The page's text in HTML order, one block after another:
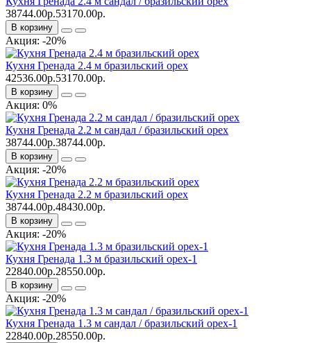
38744.00р.53170.00р.
В корзину
Акция: -20%
Кухня Гренада 2.4 м бразильский орех
42536.00р.53170.00р.
В корзину
Акция: 0%
Кухня Гренада 2.2 м сандал / бразильский орех
38744.00р.38744.00р.
В корзину
Акция: -20%
Кухня Гренада 2.2 м бразильский орех
38744.00р.48430.00р.
В корзину
Акция: -20%
Кухня Гренада 1.3 м бразильский орех-1
22840.00р.28550.00р.
В корзину
Акция: -20%
Кухня Гренада 1.3 м сандал / бразильский орех-1
22840.00р.28550.00р.